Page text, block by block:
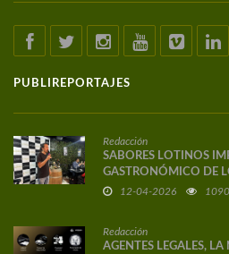
PUBLIREPORTAJES
Redacción
SABORES LOTINOS
GASTRONÓMICO DE
DE AUTOR
12-04-2026
Redacción
AGENTES LEGALES,